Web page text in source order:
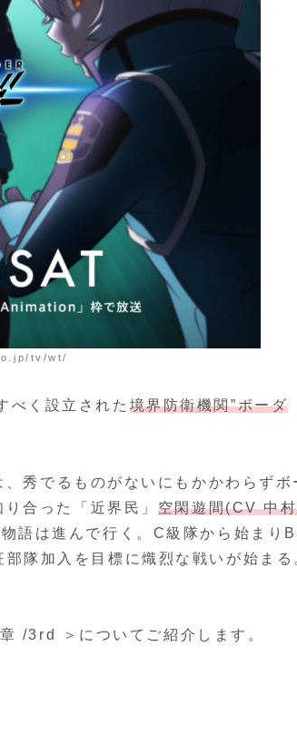
tv/wt/
べく設立された 境界防衛機関”ボーダ
、秀でるものがないにもかかわらずボ
合った「近界民」 空閑遊間(CV 中村
語は進んで行く。C級隊から始まりB
隊加入を目標に熾烈な戦いが始まる
/3rd ＞についてご紹介します。